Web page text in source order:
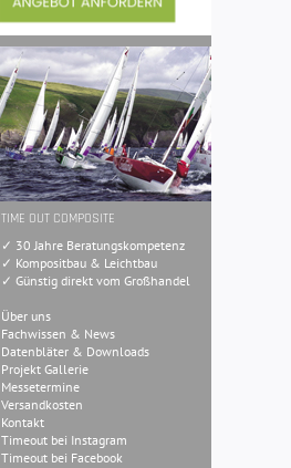
TIME OUT COMPOSITE
✓ 30 Jahre Beratungskompetenz
✓ Kompositbau & Leichtbau
✓ Günstig direkt vom Großhandel
Über uns
Fachwissen & News
Datenbläter & Downloads
Projekt Gallerie
Messetermine
Versandkosten
Kontakt
Timeout bei Instagram
Timeout bei Facebook